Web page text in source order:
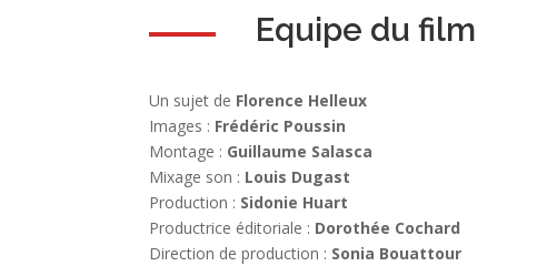
Equipe du film
Un sujet de Florence Helleux
Images : Frédéric Poussin
Montage : Guillaume Salasca
Mixage son : Louis Dugast
Production : Sidonie Huart
Productrice éditoriale : Dorothée Cochard
Direction de production : Sonia Bouattour